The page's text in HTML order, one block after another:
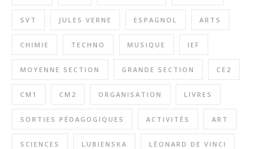
SVT JULES VERNE ESPAGNOL ARTS
CHIMIE TECHNO MUSIQUE IEF
MOYENNE SECTION GRANDE SECTION CE2
CM1 CM2 ORGANISATION LIVRES
SORTIES PÉDAGOGIQUES ACTIVITÉS ART
SCIENCES LUBIENSKA LÉONARD DE VINCI